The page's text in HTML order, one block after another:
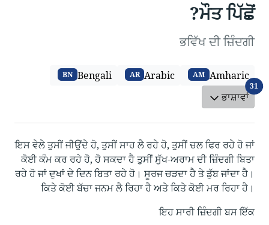
ਮੌਤ ਪਿੱਛੋਂ?
ਭਵਿੱਖ ਦੀ ਜ਼ਿੰਦਗੀ
Amharic
AM
Arabic
AR
Bengali
BN
ਭਾਸ਼ਾਵਾਂ
31
ਭਾਸ਼ਾਵਾਂ
ਇਸ ਵੇਲੇ ਤੁਸੀਂ ਜੀਉਂਦੇ ਹੋ, ਤੁਸੀਂ ਸਾਹ ਲੈ ਰਹੇ ਹੋ, ਤੁਸੀਂ ਚਲ ਫਿਰ ਰਹੇ ਹੋ ਜਾਂ
ਕੋਈ ਕੰਮ ਕਰ ਰਹੇ ਹੋ, ਹੋ ਸਕਦਾ ਹੈ ਤੁਸੀਂ ਸੁੱਖ-ਅਰਾਮ ਦੀ ਜ਼ਿੰਦਗੀ ਬਿਤਾ
ਰਹੇ ਹੋ ਜਾਂ ਦੁਖਾਂ ਦੇ ਦਿਨ ਬਿਤਾ ਰਹੇ ਹੋ। ਸੂਰਜ ਚੜਦਾ ਹੈ ਤੇ ਡੁੱਬ ਜਾਂਦਾ ਹੈ।
ਕਿਤੇ ਕੋਈ ਬੱਚਾ ਜਨਮ ਲੈ ਰਿਹਾ ਹੈ ਅਤੇ ਕਿਤੇ ਕੋਈ ਮਰ ਰਿਹਾ ਹੈ।
ਇਹ ਸਾਰੀ ਜ਼ਿੰਦਗੀ ਬਸ ਇੱਕ